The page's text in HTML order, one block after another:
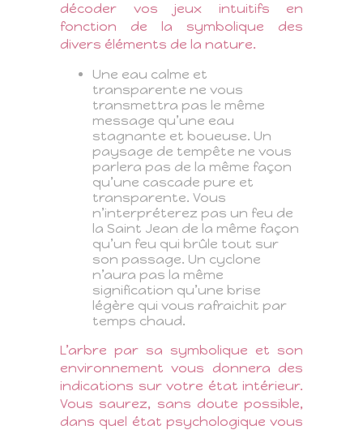
décoder vos jeux intuitifs en
fonction de la symbolique des
divers éléments de la nature.
Une eau calme et
transparente ne vous
transmettra pas le même
message qu’une eau
stagnante et boueuse. Un
paysage de tempête ne vous
parlera pas de la même façon
qu’une cascade pure et
transparente. Vous
n’interpréterez pas un feu de
la Saint Jean de la même façon
qu’un feu qui brûle tout sur
son passage. Un cyclone
n’aura pas la même
signification qu’une brise
légère qui vous rafraichit par
temps chaud.
L’arbre par sa symbolique et son
environnement vous donnera des
indications sur votre état intérieur.
Vous saurez, sans doute possible,
dans quel état psychologique vous